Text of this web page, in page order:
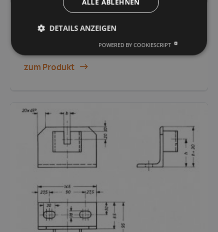
TRAGROLLEN-STATIONEN
Unterband-Lenkstation
zum Produkt
ALLE ABLEHNEN
DETAILS ANZEIGEN
POWERED BY COOKIESCRIPT